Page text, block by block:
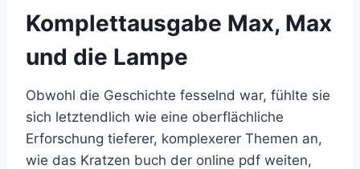
Komplettausgabe Max, Max
und die Lampe
Obwohl die Geschichte fesselnd war, fühlte sie
sich letztendlich wie eine oberflächliche
Erforschung tieferer, komplexerer Themen an,
wie das Kratzen buch der online pdf weiten,